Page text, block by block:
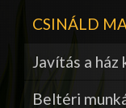
CSINÁLD
Javítás a ház
Beltéri